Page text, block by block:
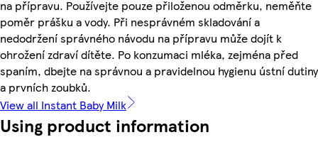
na přípravu. Používejte pouze přiloženou odměrku, neměňte
poměr prášku a vody. Při nesprávném skladování a
nedodržení správného návodu na přípravu může dojít k
ohrožení zdraví dítěte. Po konzumaci mléka, zejména před
spaním, dbejte na správnou a pravidelnou hygienu ústní dutiny
a prvních zoubků.
View all Instant Baby Milk
Using product information